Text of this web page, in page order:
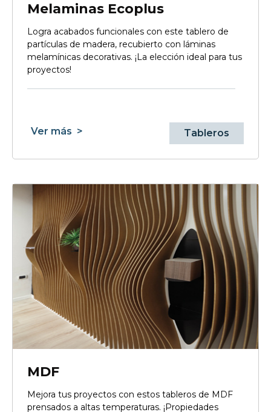
Melaminas Ecoplus
Logra acabados funcionales con este tablero de
partículas de madera, recubierto con láminas
melamínicas decorativas. ¡La elección ideal para tus
proyectos!
Ver más > Tableros
MDF
Mejora tus proyectos con estos tableros de MDF
prensados a altas temperaturas. ¡Propiedades